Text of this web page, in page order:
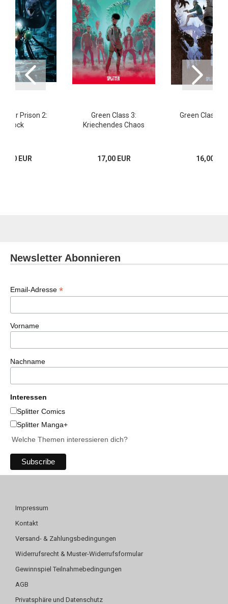
Prison 2:
Block
EUR
Green Class 3:
Kriechendes Chaos
17,00 EUR
Green Class 2:
16,00
Newsletter Abonnieren
Email-Adresse *
Vorname
Nachname
Interessen
Splitter Comics
Splitter Manga+
Welche Themen interessieren dich?
Impressum
Kontakt
Versand- & Zahlungsbedingungen
Widerrufsrecht & Muster-Widerrufsformular
Gewinnspiel Teilnahmebedingungen
AGB
Privatsphäre und Datenschutz